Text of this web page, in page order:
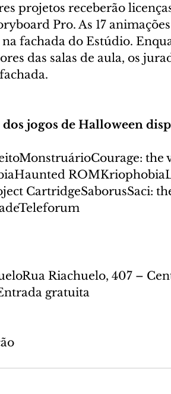
projetos receberão
Pro. As 17
fachada do Estúdio.
das salas de aula, os
jogos de Halloween
the
CartridgeSaborusSaci:
Riachuelo, 407 –
gratuita